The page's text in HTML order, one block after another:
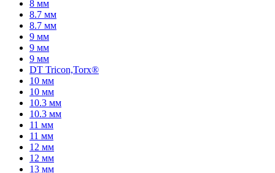
8 мм
8.7 мм
8.7 мм
9 мм
9 мм
9 мм
DT Tricon,Torx®
10 мм
10 мм
10.3 мм
10.3 мм
11 мм
11 мм
12 мм
12 мм
13 мм